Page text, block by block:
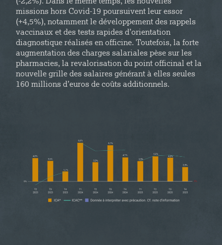
(-2,2%). Dans le même temps, les nouvelles
missions hors Covid-19 poursuivent leur essor
(+4,5%), notamment le développement des rappels
vaccinaux et des tests rapides d’orientation
diagnostique réalisés en officine. Toutefois, la forte
augmentation des charges salariales pèse sur les
pharmacies, la revalorisation du point officinal et la
nouvelle grille des salaires générant à elles seules
160 millions d’euros de coûts additionnels.